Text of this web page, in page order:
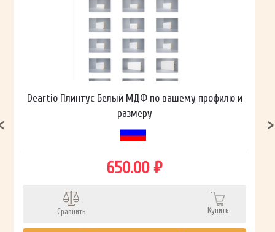
Deartio Плинтус Белый МДФ по вашему профилю и
размеру
650.00 ₽
Сравнить Купить